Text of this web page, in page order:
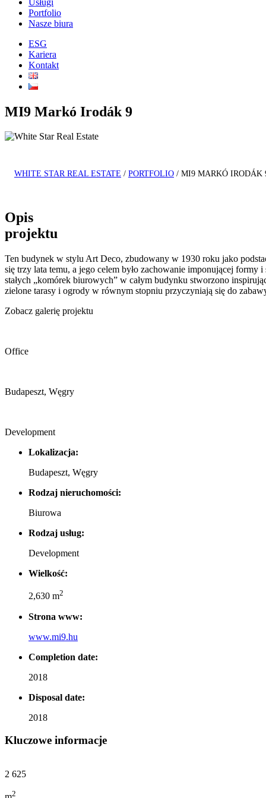
Portfolio
Nasze biura
ESG
Kariera
Kontakt
MI9 Markó Irodák 9
WHITE STAR REAL ESTATE / PORTFOLIO / MI9 MARKÓ IRODÁK
Opis
projektu
Ten budynek w stylu Art Deco, zbudowany w 1930 roku jako
się trzy lata temu, a jego celem było zachowanie imponującej
stałych „komórek biurowych” w całym budynku stworzono
zielone tarasy i ogrody w równym stopniu przyczyniają się do
Zobacz galerię projektu
Office
Budapeszt, Węgry
Development
Lokalizacja:
Budapeszt, Węgry
Rodzaj nieruchomości:
Biurowa
Rodzaj usług:
Development
Wielkość:
2,630 m2
Strona www:
www.mi9.hu
Completion date:
2018
Disposal date:
2018
Kluczowe informacje
2 630
2